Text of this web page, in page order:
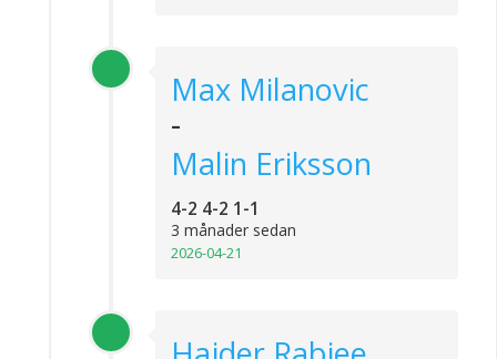
Max Milanovic
-
Malin Eriksson
4-2 4-2 1-1
3 månader sedan
2026-04-21